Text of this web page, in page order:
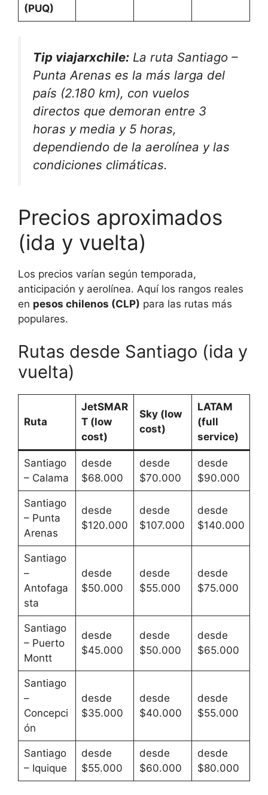
(PUQ)
Tip viajarxchile: La ruta Santiago –
Punta Arenas es la más larga del
país (2.180 km), con vuelos
directos que demoran entre 3
horas y media y 5 horas,
dependiendo de la aerolínea y las
condiciones climáticas.
Precios aproximados
(ida y vuelta)
Los precios varían según temporada,
anticipación y aerolínea. Aquí los rangos reales
en pesos chilenos (CLP) para las rutas más
populares.
Rutas desde Santiago (ida y
vuelta)
Ruta
JetSMAR
T (low
cost)
Sky (low
cost)
LATAM
(full
service)
Santiago
– Calama
desde
$68.000
desde
$70.000
desde
$90.000
Santiago
– Punta
Arenas
desde
$120.000
desde
$107.000
desde
$140.000
Santiago
–
Antofaga
sta
desde
$50.000
desde
$55.000
desde
$75.000
Santiago
– Puerto
Montt
desde
$45.000
desde
$50.000
desde
$65.000
Santiago
–
Concepci
ón
desde
$35.000
desde
$40.000
desde
$55.000
Santiago
– Iquique
desde
$55.000
desde
$60.000
desde
$80.000